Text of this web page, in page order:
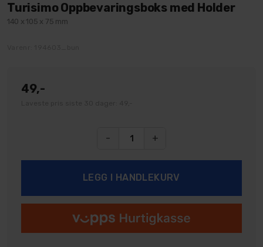
Turisimo Oppbevaringsboks med Holder
140 x 105 x 75 mm
49,-
- +